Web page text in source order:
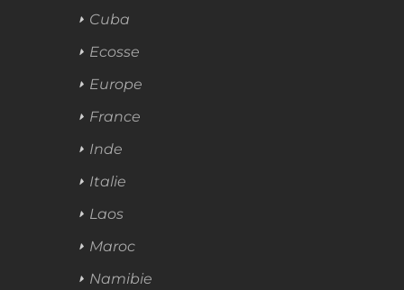
Cuba
Ecosse
Europe
France
Inde
Italie
Laos
Maroc
Namibie